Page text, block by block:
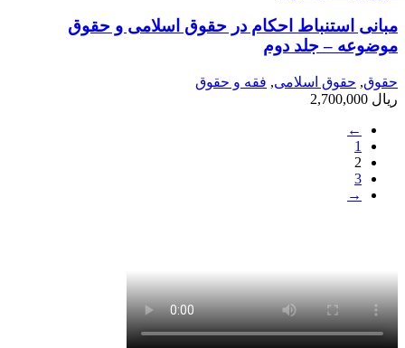
مبانی استنباط احکام در حقوق اسلامی و حقوق
موضوعه – جلد دوم
حقوق, حقوق اسلامی, فقه و حقوق
ریال
←
1
2
3
→